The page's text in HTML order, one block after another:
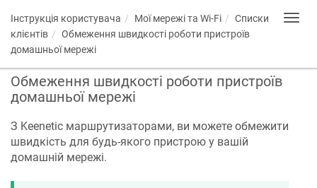
Інструкція користувача Мої мережі та Wi-Fi
Списки
клієнтів
Обмеження швидкості роботи пристроїв
домашньої мережі
Обмеження швидкості роботи пристроїв
домашньої мережі
З Keenetic маршрутизаторами, ви можете обмежити
швидкість для будь-якого пристрою у вашій
домашній мережі.